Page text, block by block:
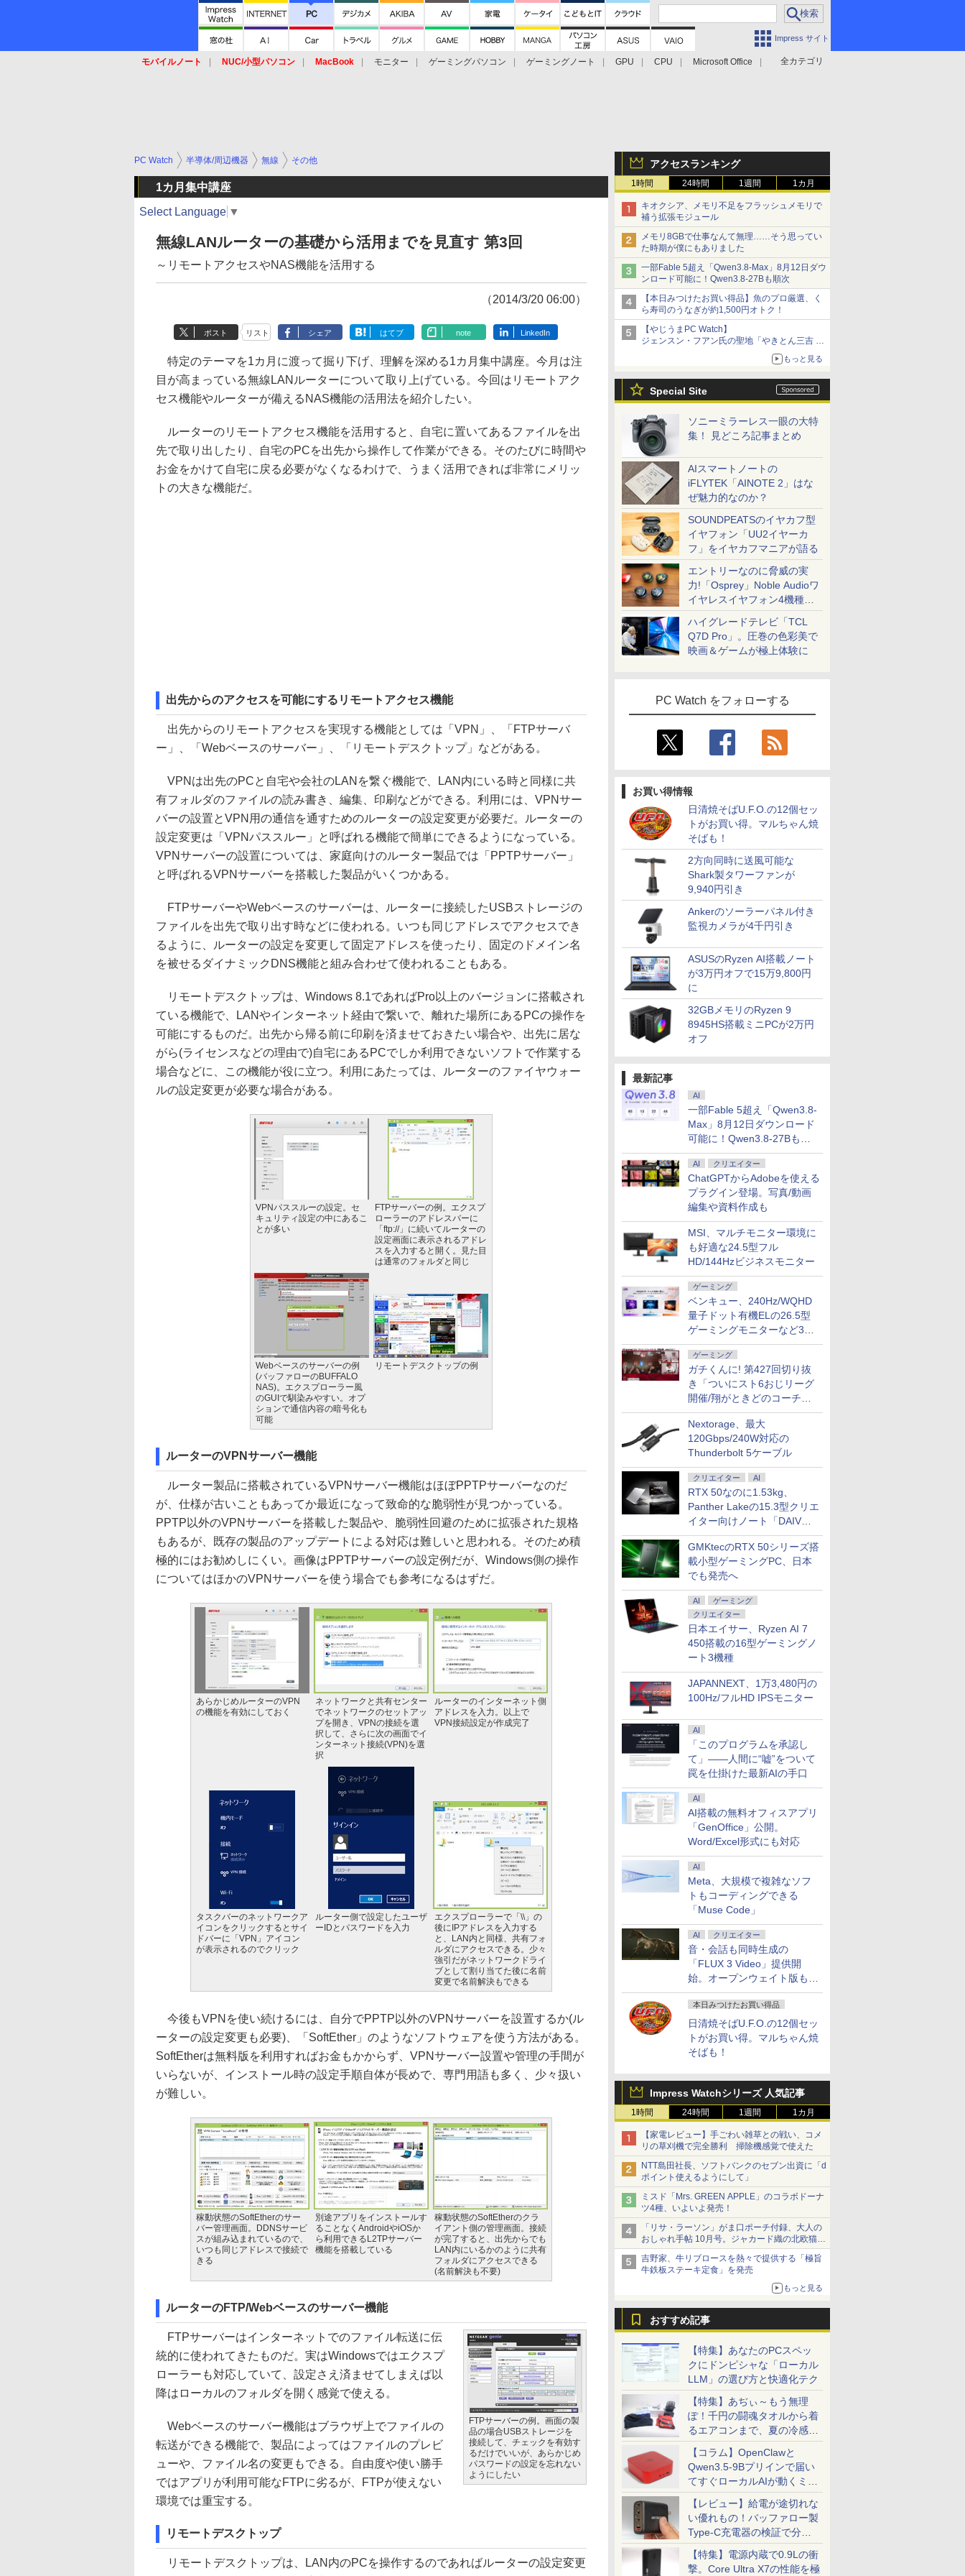
Impress サイト
全カテゴリ
モバイルノート NUC/小型パソコン MacBook モニター ゲーミングパソコン ゲーミングノート GPU CPU
Microsoft Office
アクセスランキング
1時間 24時間 1週間 1カ月
キオクシア、メモリ不足をフラッシュメモリで
補う拡張モジュール
メモリ8GBで仕事なんて無理……そう思ってい
た時期が僕にもありました
一部Fable 5超え「Qwen3.8-Max」8月12日ダウ
ンロード可能に！Qwen3.8-27Bも順次
【本日みつけたお買い得品】魚のプロ厳選、く
ら寿司のうなぎが約1,500円オトク！
【やじうまPC Watch】
ジェンスン・フアン氏の聖地「やきとん三吉 神
田北口店」で「ご来店記念コース」を娘と堪能
～コース名を変更したのはNVIDIAに怒られたか
もっと見る
Special Site
ソニーミラーレス一眼の大特
集！ 見どころ記事まとめ
AIスマートノートの
iFLYTEK「AINOTE 2」はな
ぜ魅力的なのか？
SOUNDPEATSのイヤカフ型
イヤフォン「UU2イヤーカ
フ」をイヤカフマニアが語る
エントリーなのに脅威の実
力!「Osprey」Noble Audioワ
イヤレスイヤフォン4機種を
一気に聴く
ハイグレードテレビ「TCL
Q7D Pro」。圧巻の色彩美で
映画＆ゲームが極上体験に
PC Watch をフォローする
お買い得情報
日清焼そばU.F.O.の12個セッ
トがお買い得。マルちゃん焼
そばも！
2方向同時に送風可能な
Shark製タワーファンが
9,940円引き
Ankerのソーラーパネル付き
監視カメラが4千円引き
ASUSのRyzen AI搭載ノート
が3万円オフで15万9,800円
に
32GBメモリのRyzen 9
8945HS搭載ミニPCが2万円
オフ
最新記事
AI
一部Fable 5超え「Qwen3.8-
Max」8月12日ダウンロード
可能に！Qwen3.8-27Bも順
次
AI クリエイター
ChatGPTからAdobeを使える
プラグイン登場。写真/動画
編集や資料作成も
MSI、マルチモニター環境に
も好適な24.5型フル
HD/144Hzビジネスモニター
ゲーミング
ベンキュー、240Hz/WQHD
量子ドット有機ELの26.5型
ゲーミングモニターなど3機
種
ゲーミング
ガチくんに! 第427回切り抜
き「ついにスト6おじリーグ
開催/翔がときどのコーチ就
任など」
Nextorage、最大
120Gbps/240W対応の
Thunderbolt 5ケーブル
クリエイター AI
RTX 50なのに1.53kg、
Panther Lakeの15.3型クリエ
イター向けノート「DAIV
Z5」
GMKtecのRTX 50シリーズ搭
載小型ゲーミングPC、日本
でも発売へ
AI
ゲーミング
クリエイター
日本エイサー、Ryzen AI 7
450搭載の16型ゲーミングノ
ート3機種
JAPANNEXT、1万3,480円の
100Hz/フルHD IPSモニター
AI
「このプログラムを承認し
て」――人間に“嘘”をついて
罠を仕掛けた最新AIの手口
AI
AI搭載の無料オフィスアプリ
「GenOffice」公開。
Word/Excel形式にも対応
AI
Meta、大規模で複雑なソフ
トもコーディングできる
「Muse Code」
AI クリエイター
音・会話も同時生成の
「FLUX 3 Video」提供開
始。オープンウェイト版も計
画
本日みつけたお買い得品
日清焼そばU.F.O.の12個セッ
トがお買い得。マルちゃん焼
そばも！
Impress Watchシリーズ 人気記事
1時間 24時間 1週間 1カ月
【家電レビュー】手ごわい雑草との戦い、コメ
リの草刈機で完全勝利 掃除機感覚で使えた
NTT島田社長、ソフトバンクのセブン出資に「d
ポイント使えるようにして」
ミスド「Mrs. GREEN APPLE」のコラボドーナ
ツ4種、いよいよ発売！
「リサ・ラーソン」がま口ポーチ付録、大人の
おしゃれ手帖 10月号。ジャカード織の北欧猫デ
ザイン
吉野家、牛リブロースを熱々で提供する「極旨
牛鉄板ステーキ定食」を発売
もっと見る
おすすめ記事
【特集】あなたのPCスペッ
クにドンピシャな「ローカル
LLM」の選び方と快適化テク
【特集】あぢぃ～もう無理
ぽ！千円の闘魂タオルから着
るエアコンまで、夏の冷感グ
ッズ一挙紹介
【コラム】OpenClawと
Qwen3.5-9Bプリインで届い
てすぐローカルAIが動くミニ
PC「SER9 Pro」
【レビュー】給電が途切れな
い優れもの！バッファロー製
Type-C充電器の検証で分か
ったこと
【特集】電源内蔵で0.9Lの衝
撃。Core Ultra X7の性能を極
PC Watch 半導体/周辺機器 無線 その他
1カ月集中講座
Select Language ▼
無線LANルーターの基礎から活用までを見直す 第3回
～リモートアクセスやNAS機能を活用する
（2014/3/20 06:00）
ポスト リスト シェア はてブ note LinkedIn
特定のテーマを1カ月に渡って掘り下げ、理解を深める1カ月集中講座。今月は注
目が高まっている無線LANルーターについて取り上げている。今回はリモートアク
セス機能やルーターが備えるNAS機能の活用法を紹介したい。
ルーターのリモートアクセス機能を活用すると、自宅に置いてあるファイルを出
先で取り出したり、自宅のPCを出先から操作して作業ができる。そのたびに時間や
お金をかけて自宅に戻る必要がなくなるわけで、うまく活用できれば非常にメリッ
トの大きな機能だ。
出先からのアクセスを可能にするリモートアクセス機能
出先からのリモートアクセスを実現する機能としては「VPN」、「FTPサーバ
ー」、「Webベースのサーバー」、「リモートデスクトップ」などがある。
VPNは出先のPCと自宅や会社のLANを繋ぐ機能で、LAN内にいる時と同様に共
有フォルダのファイルの読み書き、編集、印刷などができる。利用には、VPNサー
バーの設置とVPN用の通信を通すためのルーターの設定変更が必要だ。ルーターの
設定変更は「VPNパススルー」と呼ばれる機能で簡単にできるようになっている。
VPNサーバーの設置については、家庭向けのルーター製品では「PPTPサーバー」
と呼ばれるVPNサーバーを搭載した製品がいくつかある。
FTPサーバーやWebベースのサーバーは、ルーターに接続したUSBストレージの
ファイルを出先で取り出す時などに使われる。いつも同じアドレスでアクセスでき
るように、ルーターの設定を変更して固定アドレスを使ったり、固定のドメイン名
を被せるダイナミックDNS機能と組み合わせて使われることもある。
リモートデスクトップは、Windows 8.1であればPro以上のバージョンに搭載され
ている機能で、LANやインターネット経由で繋いで、離れた場所にあるPCの操作を
可能にするものだ。出先から帰る前に印刷を済ませておきたい場合や、出先に居な
がら(ライセンスなどの理由で)自宅にあるPCでしか利用できないソフトで作業する
場合などに、この機能が役に立つ。利用にあたっては、ルーターのファイヤウォー
ルの設定変更が必要な場合がある。
VPNパススルーの設定。セ
キュリティ設定の中にあるこ
とが多い
FTPサーバーの例。エクスプ
ローラーのアドレスバーに
「ftp://」に続いてルーターの
設定画面に表示されるアドレ
スを入力すると開く。見た目
は通常のフォルダと同じ
Webベースのサーバーの例
(バッファローのBUFFALO
NAS)。エクスプローラー風
のGUIで馴染みやすい。オプ
ションで通信内容の暗号化も
可能
リモートデスクトップの例
ルーターのVPNサーバー機能
ルーター製品に搭載されているVPNサーバー機能はほぼPPTPサーバーなのだ
が、仕様が古いこともあってか最近になって致命的な脆弱性が見つかっている。
PPTP以外のVPNサーバーを搭載した製品や、脆弱性回避のために拡張された規格
もあるが、既存の製品のアップデートによる対応は難しいと思われる。そのため積
極的にはお勧めしにくい。画像はPPTPサーバーの設定例だが、Windows側の操作
についてはほかのVPNサーバーを使う場合でも参考になるはずだ。
あらかじめルーターのVPN
の機能を有効にしておく
ネットワークと共有センター
でネットワークのセットアッ
プを開き、VPNの接続を選
択して、さらに次の画面でイ
ンターネット接続(VPN)を選
択
ルーターのインターネット側
アドレスを入力。以上で
VPN接続設定が作成完了
タスクバーのネットワークア
イコンをクリックするとサイ
ドバーに「VPN」アイコン
が表示されるのでクリック
ルーター側で設定したユーザ
ーIDとパスワードを入力
エクスプローラーで「\\」の
後にIPアドレスを入力する
と、LAN内と同様、共有フォ
ルダにアクセスできる。少々
強引だがネットワークドライ
ブとして割り当てた後に名前
変更で名前解決もできる
今後もVPNを使い続けるには、自分でPPTP以外のVPNサーバーを設置するか(ル
ーターの設定変更も必要)、「SoftEther」のようなソフトウェアを使う方法がある。
SoftEtherは無料版を利用すればお金もかからず、VPNサーバー設置や管理の手間が
いらないが、インストール時の設定手順自体が長めで、専門用語も多く、少々扱い
が難しい。
稼動状態のSoftEtherのサー
バー管理画面。DDNSサービ
スが組み込まれているので、
いつも同じアドレスで接続で
きる
別途アプリをインストールす
ることなくAndroidやiOSか
ら利用できるL2TPサーバー
機能を搭載している
稼動状態のSoftEtherのクラ
イアント側の管理画面。接続
が完了すると、出先からでも
LAN内にいるかのように共有
フォルダにアクセスできる
(名前解決も不要)
ルーターのFTP/Webベースのサーバー機能
FTPサーバーの例。画面の製
品の場合USBストレージを
接続して、チェックを有効す
るだけでいいが、あらかじめ
パスワードの設定を忘れない
ようにしたい
FTPサーバーはインターネットでのファイル転送に伝
統的に使われてきたものだ。実はWindowsではエクスプ
ローラーも対応していて、設定さえ済ませてしまえば以
降はローカルのフォルダを開く感覚で使える。
Webベースのサーバー機能はブラウザ上でファイルの
転送ができる機能で、製品によってはファイルのプレビ
ューや、ファイル名の変更もできる。自由度や使い勝手
ではアプリが利用可能なFTPに劣るが、FTPが使えない
環境では重宝する。
リモートデスクトップ
リモートデスクトップは、LAN内のPCを操作するのであればルーターの設定変更